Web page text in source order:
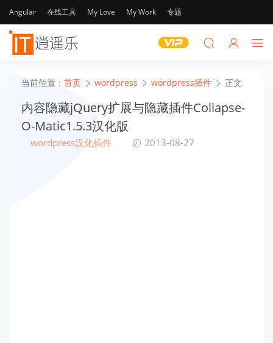
Angular 在线工具 My Love My Work 专题
当前位置： 首页 wordpress wordpress插件 正文
内容隐藏jQuery扩展与隐藏插件Collapse-
O-Matic1.5.3汉化版
wordpress汉化插件 2013-08-27